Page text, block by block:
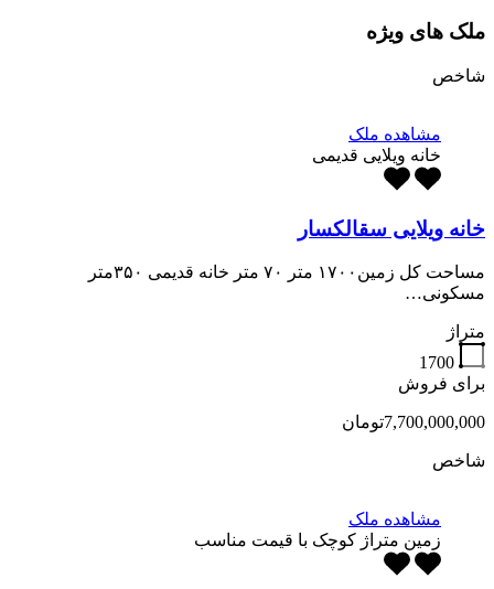
ملک های ویژه
شاخص
مشاهده ملک
خانه ویلایی قدیمی
خانه ویلایی سقالکسار
مساحت کل زمین۱۷۰۰ متر ۷۰ متر خانه قدیمی ۳۵۰متر
مسکونی…
متراژ
1700
برای فروش
7,700,000,000تومان
شاخص
مشاهده ملک
زمین متراژ کوچک با قیمت مناسب